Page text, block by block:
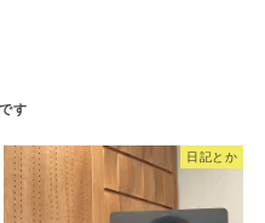
日記とか